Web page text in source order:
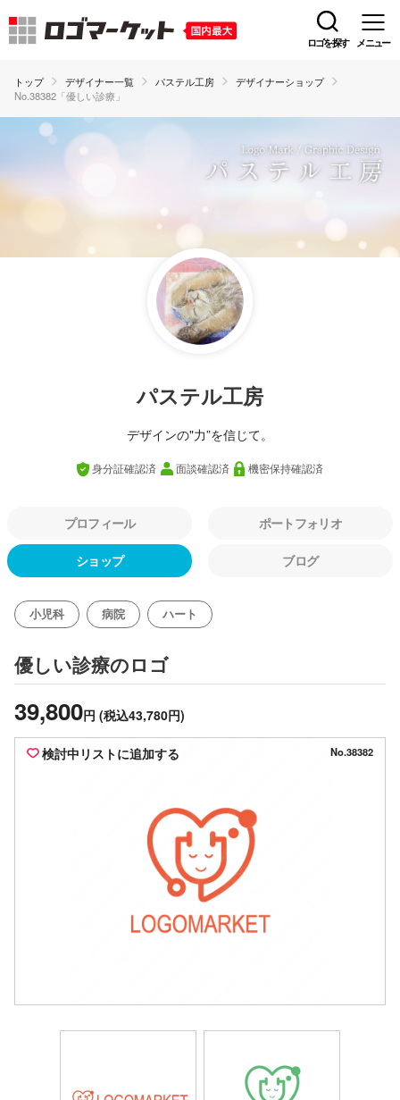
ロゴを探す メニュー
トップ デザイナー一覧 パステル工房
デザイナーショップ
No.38382「優しい診療」
パステル工房
デザインの"力”を信じて。
身分証確認済 面談確認済 機密保持確認済
プロフィール ポートフォリオ
ショップ ブログ
小児科 病院 ハート
優しい診療のロゴ
39,800円 (税込43,780円)
検討中リストに追加する No.38382